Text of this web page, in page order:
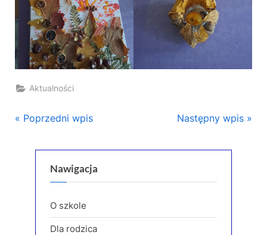
Aktualności
Nawigacja
wpisu
P
Poprzedni wpis
N
x
s
Następny wpis
Nawigacja
O szkole
Dla rodzica